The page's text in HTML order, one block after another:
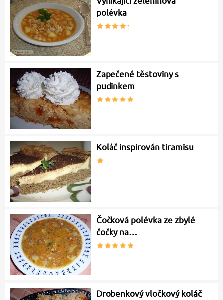
polévka
Zapečené těstoviny s
pudinkem
Koláč inspirován tiramisu
Čočková polévka ze zbylé
čočky na…
Drobenkový vločkový koláč